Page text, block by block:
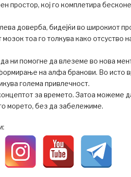
простор, кој го комплетира
доверба, бидејќи во широкиот
тоа го толкува како отсуство
ни помогне да влеземе во нова
на алфа бранови. Во исто
голема привлечност.
за времето. Затоа можеме
морето, без да забележиме.